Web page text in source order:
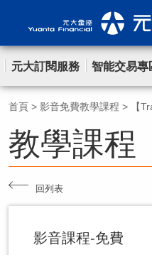
元大訂閱服務 智能交易專
首頁 > 影音免費教學課程 > 【
教學課程
回列表
影音課程-免費